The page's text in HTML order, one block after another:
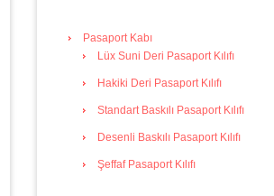
Pasaport Kabı
Lüx Suni Deri Pasaport Kılıfı
Hakiki Deri Pasaport Kılıfı
Standart Baskılı Pasaport Kılıfı
Desenli Baskılı Pasaport Kılıfı
Şeffaf Pasaport Kılıfı